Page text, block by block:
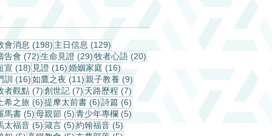
會消息 (198) 198 篇文章
主日信息 (129)
告會 (72)72 篇文章
生命見證 (29)29 篇文章
牧者心語 (20)
宣 (18) 18 篇文章
見證 (16)16 篇文章
婚姻家庭 (16)
訓 (16)16 篇文章
如鷹之夜 (11)11 篇文章
親子教養 (9)
者觀點 (7)7 篇文章
創世記 (7) 7 篇文章
天路歷程 (7)
希之旅 (6)6 篇文章
提摩太前書 (6)6 篇文章
詩篇 (6)
馬書 (5)5 篇文章
母親節 (5)5 篇文章
青少年專欄 (5)
太福音 (5)5 篇文章
箴言 (5)5 篇文章
約翰福音 (5)